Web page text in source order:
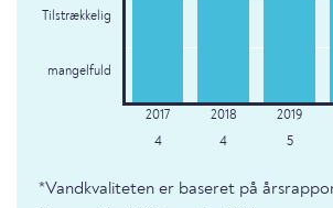
Tilstrækkelig
mangelfuld
4 4 5
*Vandkvaliteten er baseret på